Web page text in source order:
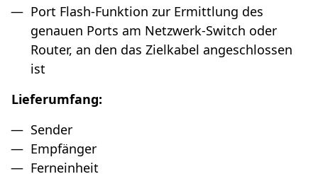
Port Flash-Funktion zur Ermittlung des
genauen Ports am Netzwerk-Switch oder
Router, an den das Zielkabel angeschlossen
ist
Lieferumfang:
Sender
Empfänger
Ferneinheit